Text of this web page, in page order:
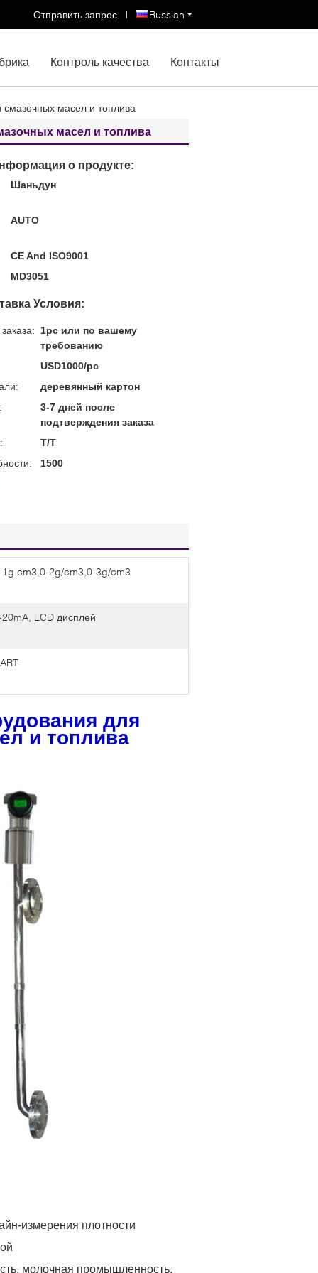
Russian
Отправить запрос |
Контроль качества Контакты
смазочных масел и топлива
масел и топлива
о продукте:
Шаньдун
AUTO
CE And ISO9001
MD3051
Условия:
1pc или по вашему
требованию
USD1000/pc
деревянный картон
3-7 дней после
подтверждения заказа
T/T
1500
1g.cm3,0-2g/cm3,0-3g/cm3
LCD дисплей
для
и топлива
измерения плотности
молочная промышленность,